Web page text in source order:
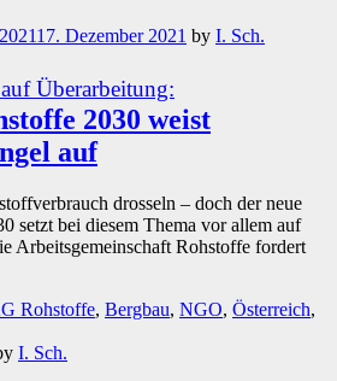
17. Dezember 2021 by I. Sch.
Überarbeitung:
2030 weist
auf
drosseln – doch der neue
setzt bei diesem Thema vor allem auf
Arbeitsgemeinschaft Rohstoffe fordert
Rohstoffe, Bergbau, NGO, Österreich,
I. Sch.